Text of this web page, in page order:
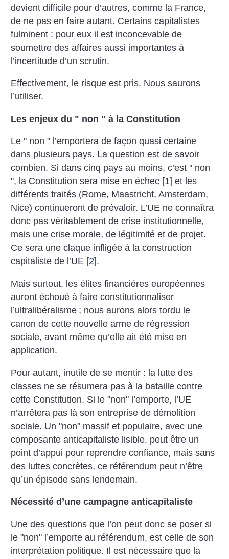
devient difficile pour d’autres, comme la France,
de ne pas en faire autant. Certains capitalistes
fulminent : pour eux il est inconcevable de
soumettre des affaires aussi importantes à
l’incertitude d’un scrutin.
Effectivement, le risque est pris. Nous saurons
l’utiliser.
Les enjeux du " non " à la Constitution
Le " non " l’emportera de façon quasi certaine
dans plusieurs pays. La question est de savoir
combien. Si dans cinq pays au moins, c’est " non
", la Constitution sera mise en échec [1] et les
différents traités (Rome, Maastricht, Amsterdam,
Nice) continueront de prévaloir. L’UE ne connaîtra
donc pas véritablement de crise institutionnelle,
mais une crise morale, de légitimité et de projet.
Ce sera une claque infligée à la construction
capitaliste de l’UE [2].
Mais surtout, les élites financières européennes
auront échoué à faire constitutionnaliser
l’ultralibéralisme ; nous aurons alors tordu le
canon de cette nouvelle arme de régression
sociale, avant même qu’elle ait été mise en
application.
Pour autant, inutile de se mentir : la lutte des
classes ne se résumera pas à la bataille contre
cette Constitution. Si le "non" l’emporte, l’UE
n’arrêtera pas là son entreprise de démolition
sociale. Un "non" massif et populaire, avec une
composante anticapitaliste lisible, peut être un
point d’appui pour reprendre confiance, mais sans
des luttes concrètes, ce référendum peut n’être
qu’un épisode sans lendemain.
Nécessité d’une campagne anticapitaliste
Une des questions que l’on peut donc se poser si
le "non" l’emporte au référendum, est celle de son
interprétation politique. Il est nécessaire que la